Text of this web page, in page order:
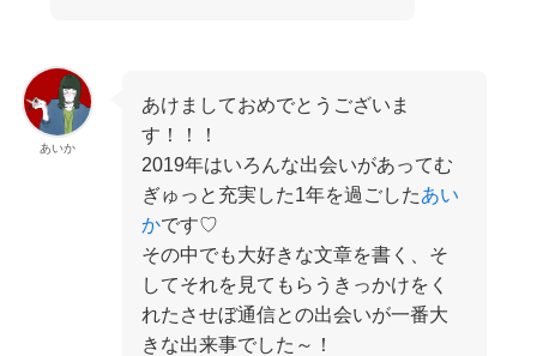
あいか
あけましておめでとうございま
す！！！
2019年はいろんな出会いがあってむ
ぎゅっと充実した1年を過ごしたあい
かです♡
その中でも大好きな文章を書く、そ
してそれを見てもらうきっかけをく
れたさせぼ通信との出会いが一番大
きな出来事でした～！